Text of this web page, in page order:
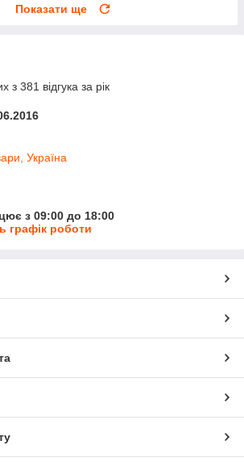
Показати ще
з 381 відгука за рік
Україна
з 09:00 до 18:00
графік роботи